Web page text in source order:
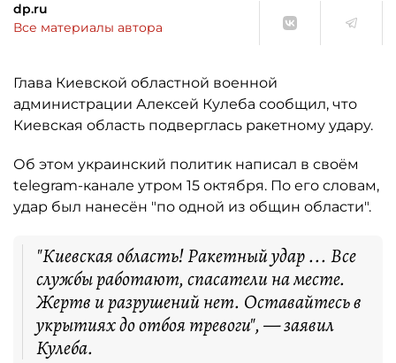
dp.ru
Все материалы автора
Глава Киевской областной военной
администрации Алексей Кулеба сообщил, что
Киевская область подверглась ракетному удару.
Об этом украинский политик написал в своём
telegram-канале утром 15 октября. По его словам,
удар был нанесён "по одной из общин области".
"Киевская область! Ракетный удар ... Все
службы работают, спасатели на месте.
Жертв и разрушений нет. Оставайтесь в
укрытиях до отбоя тревоги", — заявил
Кулеба.